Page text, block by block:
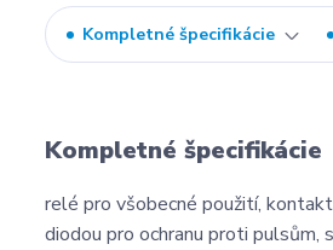
Kompletné špecifikácie
Kompletné špecifikácie
relé pro všobecné použití,
diodou pro ochranu proti pulsům,